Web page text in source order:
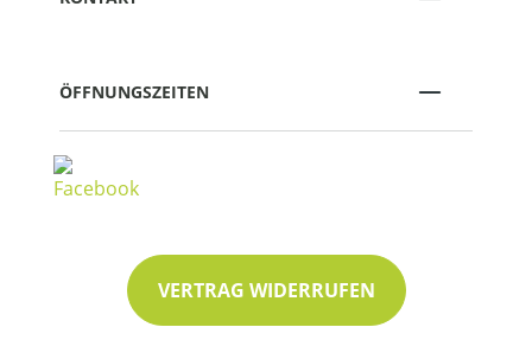
ÖFFNUNGSZEITEN
VERTRAG WIDERRUFEN